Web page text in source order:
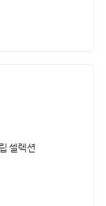
셀렉션